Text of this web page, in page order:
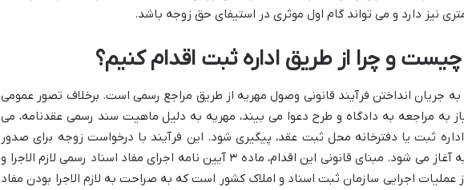
نیز دارد و می تواند گام اول موثری در استیفای حق زوجه باشد.
چیست و چرا از طریق اداره ثبت اقدام کنیم؟
به جریان انداختن فرآیند قانونی وصول مهریه از طریق مراجع رسمی است. برخلاف تصور عمومی
به مراجعه به دادگاه و طرح دعوا می بیند، مهریه به دلیل ماهیت سند رسمی عقدنامه، می
ثبت یا دفترخانه محل ثبت عقد، پیگیری شود. این فرآیند با درخواست زوجه برای صدور
دستور اجرا و وصول مهریه آغاز می شود. مبنای قانونی این اقدام، ماده ۳ آیین نامه اجرای مفاد اسناد رسمی لازم الاجرا و
اجرایی سازمان ثبت اسناد و املاک کشور است که به صراحت به لازم الاجرا بودن مفاد